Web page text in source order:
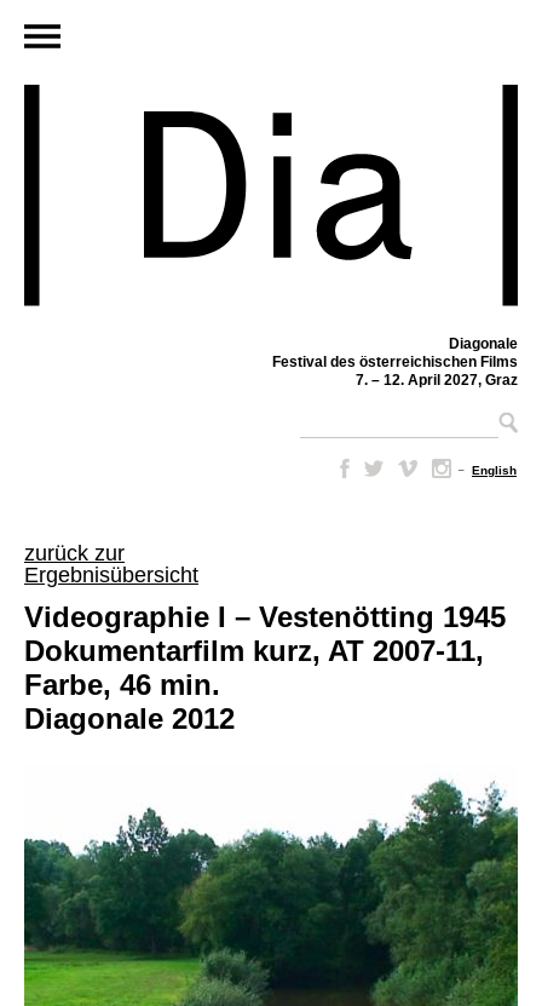
Diagonale
Festival des österreichischen Films
7. – 12. April 2027, Graz
– English
zurück zur
Ergebnisübersicht
Videographie I – Vestenötting 1945
Dokumentarfilm kurz, AT 2007-11,
Farbe, 46 min.
Diagonale 2012